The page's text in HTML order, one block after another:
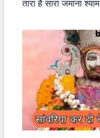
तारा है सारा जमाना